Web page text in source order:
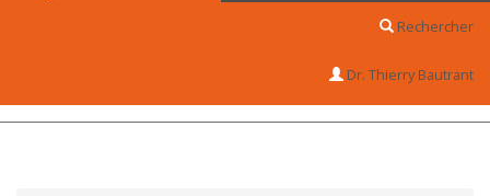
Rechercher
Dr. Thierry Bautrant